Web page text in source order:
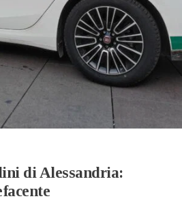
di Alessandria: